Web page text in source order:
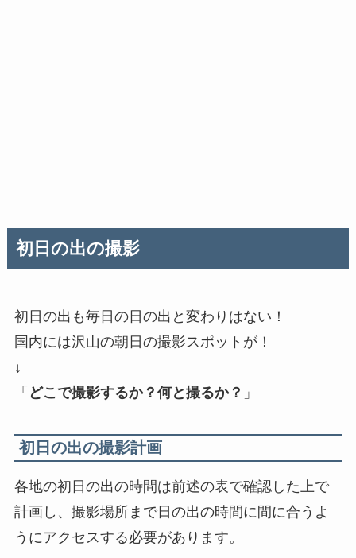
初日の出の撮影
初日の出も毎日の日の出と変わりはない！
国内には沢山の朝日の撮影スポットが！
↓
「 どこで撮影するか？何と撮るか？ 」
初日の出の撮影計画
各地の初日の出の時間は前述の表で確認した上で
計画し、撮影場所まで日の出の時間に間に合うよ
うにアクセスする必要があります。